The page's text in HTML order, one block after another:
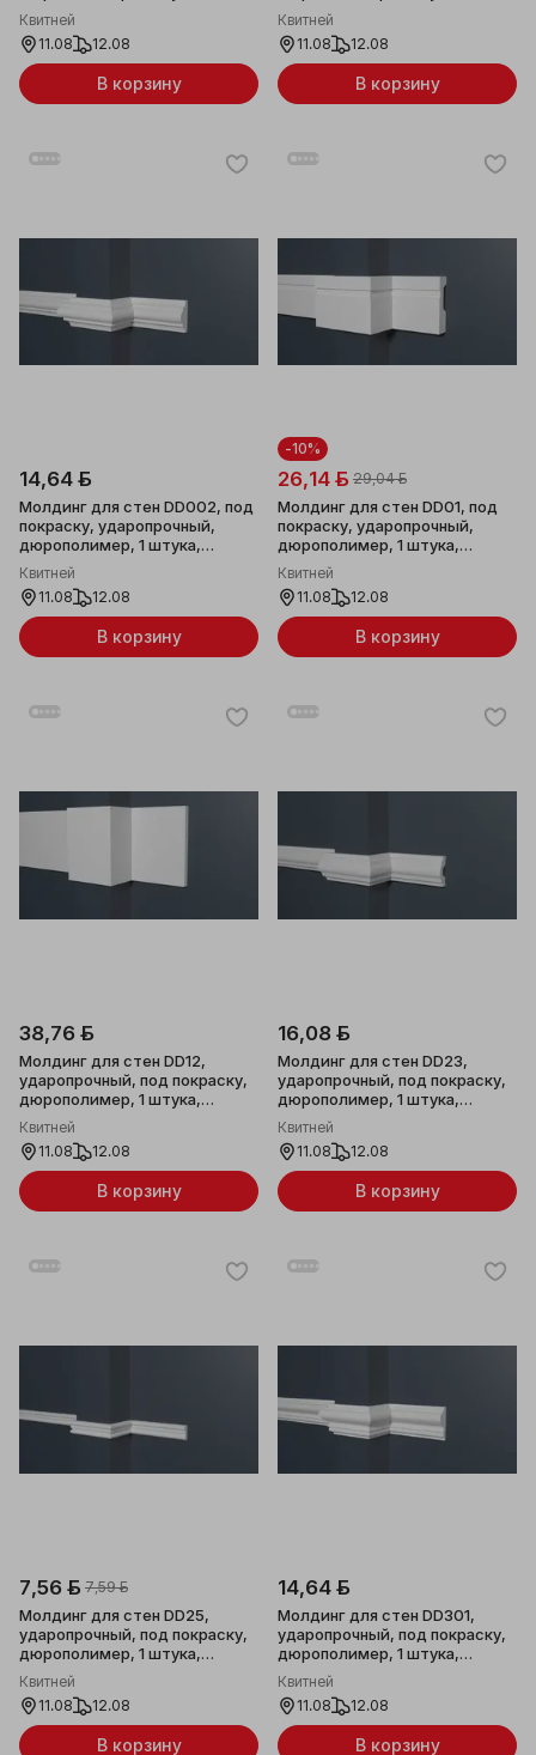
15x8x2000мм
Квитней
11.08
12.08
В корзину
30x10x2000мм
Квитней
11.08
12.08
В корзину
14,64 ƃ
Молдинг для стен DD002, под
покраску, ударопрочный,
дюрополимер, 1 штука,
40x19x2000мм
Квитней
11.08
12.08
В корзину
-10%
26,14 ƃ 29,04 ƃ
Молдинг для стен DD01, под
покраску, ударопрочный,
дюрополимер, 1 штука,
70x19x2000мм
Квитней
11.08
12.08
В корзину
38,76 ƃ
Молдинг для стен DD12,
ударопрочный, под покраску,
дюрополимер, 1 штука,
99x8x2000мм
Квитней
11.08
12.08
В корзину
16,08 ƃ
Молдинг для стен DD23,
ударопрочный, под покраску,
дюрополимер, 1 штука,
37x16x2000мм
Квитней
11.08
12.08
В корзину
7,56 ƃ 7,59 ƃ
Молдинг для стен DD25,
ударопрочный, под покраску,
дюрополимер, 1 штука,
19x9x2000мм
Квитней
11.08
12.08
В корзину
14,64 ƃ
Молдинг для стен DD301,
ударопрочный, под покраску,
дюрополимер, 1 штука,
42x16x2000мм
Квитней
11.08
12.08
В корзину